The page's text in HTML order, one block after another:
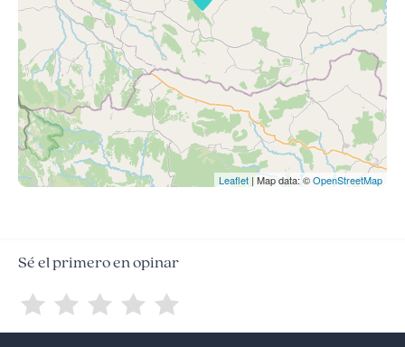
Leaflet | Map data: ©OpenStreetMap
Sé el primero en opinar